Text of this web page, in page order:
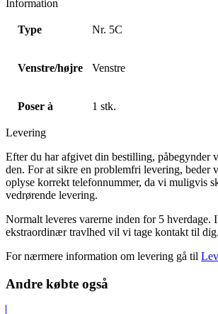
Information
Type Nr. 5C
Venstre/højre Venstre
Poser à 1 stk.
Levering
Efter du har afgivet din bestilling, påbegynder
den. For at sikre en problemfri levering, beder
oplyse korrekt telefonnummer, da vi muligvis
vedrørende levering.
Normalt leveres varerne inden for 5
ekstraordinær travlhed vil vi tage kontakt til dig.
For nærmere information om levering gå til
Andre købte også